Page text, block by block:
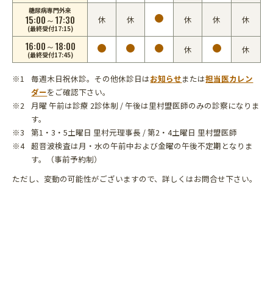
糖尿病専門外来
15:00～17:30
(最終受付17:15)
休 休 休 休 休
16:00～18:00
(最終受付17:45) 休 休
毎週木日祝休診。その他休診日はお知らせまたは担当医カレン
ダーをご確認下さい。
月曜 午前は診療 2診体制 / 午後は里村盟医師のみの診察になりま
す。
第1・3・5土曜日 里村元理事長 / 第2・4土曜日 里村盟医師
超音波検査は月・水の午前中および金曜の午後不定期となりま
す。（事前予約制）
ただし、変動の可能性がございますので、詳しくはお問合せ下さい。